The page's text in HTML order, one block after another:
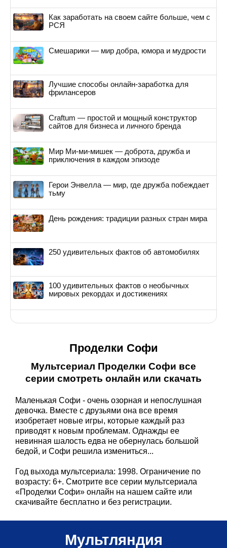
Как заработать на своем сайте больше, чем с
РСЯ
Смешарики — мир добра, юмора и мудрости
Лучшие способы онлайн-заработка для
фрилансеров
Craftum — простой и мощный конструктор
сайтов для бизнеса и личного бренда
Мир Ми-ми-мишек — доброта, дружба и
приключения в каждом эпизоде
Герои Энвелла — мир, где дружба побеждает
тьму
День рождения: традиции разных стран мира
250 удивительных фактов об автомобилях
100 удивительных фактов о необычных
мировых рекордах и достижениях
Проделки Софи
Мультсериал Проделки Софи все
серии смотреть онлайн или скачать
Маленькая Софи - очень озорная и непослушная
девочка. Вместе с друзьями она все время
изобретает новые игры, которые каждый раз
приводят к новым проблемам. Однажды ее
невинная шалость едва не обернулась большой
бедой, и Софи решила измениться...
Год выхода мультсериала: 1998. Ограничение по
возрасту: 6+. Смотрите все серии мультсериала
«Проделки Софи» онлайн на нашем сайте или
скачивайте бесплатно и без регистрации.
Мультляндия